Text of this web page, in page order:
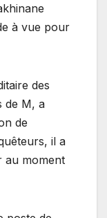
à vue pour
des
de M, a
de
il a
au moment